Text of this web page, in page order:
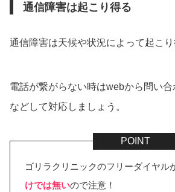
通信障害は起こり得る
通信障害は天候や状況によって起こり
電話が繋がらない時はwebから問い
などして対応しましょう。
ゴリラクリニックのフリーダイヤル
けでは無いので注意！